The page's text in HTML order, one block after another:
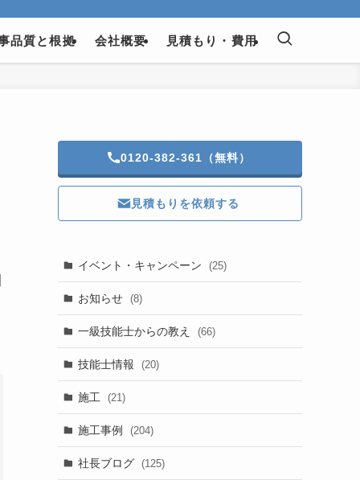
品質と根拠 会社概要 見積もり・費用
0120-382-361（無料）
見積もりを依頼する
イベント・キャンペーン (25)
お知らせ (8)
一級技能士からの教え (66)
技能士情報 (20)
施工 (21)
施工事例 (204)
社長ブログ (125)